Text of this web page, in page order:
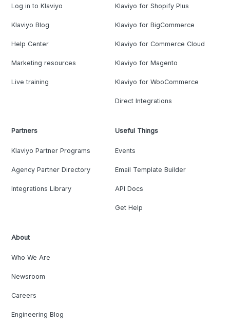
Log in to Klaviyo
Klaviyo Blog
Help Center
Marketing resources
Live training
Klaviyo for Shopify Plus
Klaviyo for BigCommerce
Klaviyo for Commerce Cloud
Klaviyo for Magento
Klaviyo for WooCommerce
Direct Integrations
Partners
Klaviyo Partner Programs
Agency Partner Directory
Integrations Library
Useful Things
Events
Email Template Builder
API Docs
Get Help
About
Who We Are
Newsroom
Careers
Engineering Blog